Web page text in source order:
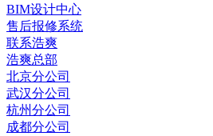
BIM设计中心
售后报修系统
联系浩爽
浩爽总部
北京分公司
武汉分公司
杭州分公司
成都分公司